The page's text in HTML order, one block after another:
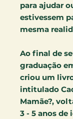
para ajudar
estivessem
mesma
Ao final de
graduação
criou um
intitulado
Mamãe?,
3 - 5 anos de